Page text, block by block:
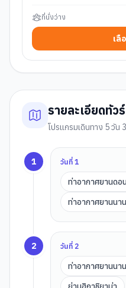
ที่นั่งว่าง
เลื
รายละเอียดทัวร์
โปรแกรมเดินทาง 5 วัน
1 วันที่1
ท่าอากาศยานดอ
ท่าอากาศยานนา
2 วันที่ 2
ท่าอากาศยานนา